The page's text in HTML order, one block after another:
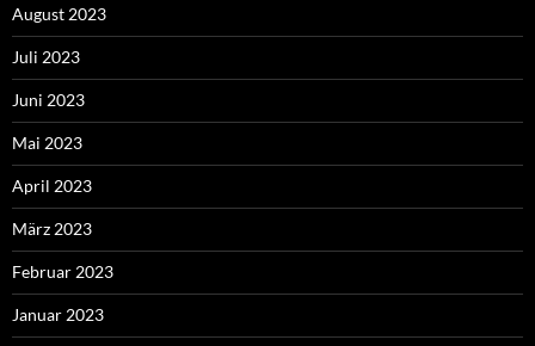
August 2023
Juli 2023
Juni 2023
Mai 2023
April 2023
März 2023
Februar 2023
Januar 2023